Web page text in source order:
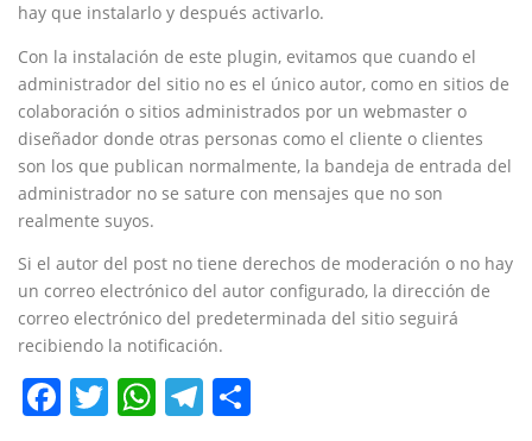
hay que instalarlo y después activarlo.
Con la instalación de este plugin, evitamos que cuando el
administrador del sitio no es el único autor, como en sitios de
colaboración o sitios administrados por un webmaster o
diseñador donde otras personas como el cliente o clientes
son los que publican normalmente, la bandeja de entrada del
administrador no se sature con mensajes que no son
realmente suyos.
Si el autor del post no tiene derechos de moderación o no hay
un correo electrónico del autor configurado, la dirección de
correo electrónico del predeterminada del sitio seguirá
recibiendo la notificación.
Facebook
Twitter
WhatsApp
Telegram